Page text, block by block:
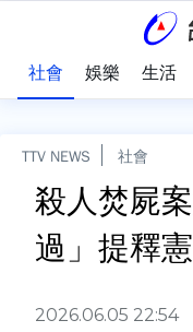
社會 娛樂 生活
TTV NEWS 社會
殺人焚屍
過」提釋
2026.06.05 22:54